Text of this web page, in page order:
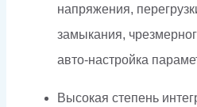
напряжения,
замыкания,
авто‑настройка
Высокая степень